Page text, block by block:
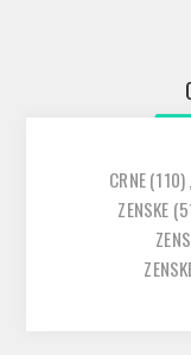
CRNE(110),
ZENSKE